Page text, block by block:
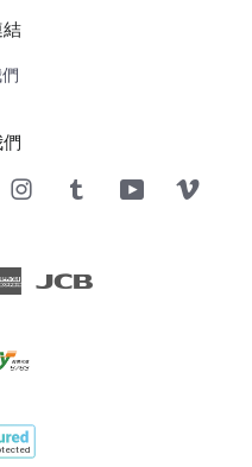
結
InstagramTumblr YouTube
American